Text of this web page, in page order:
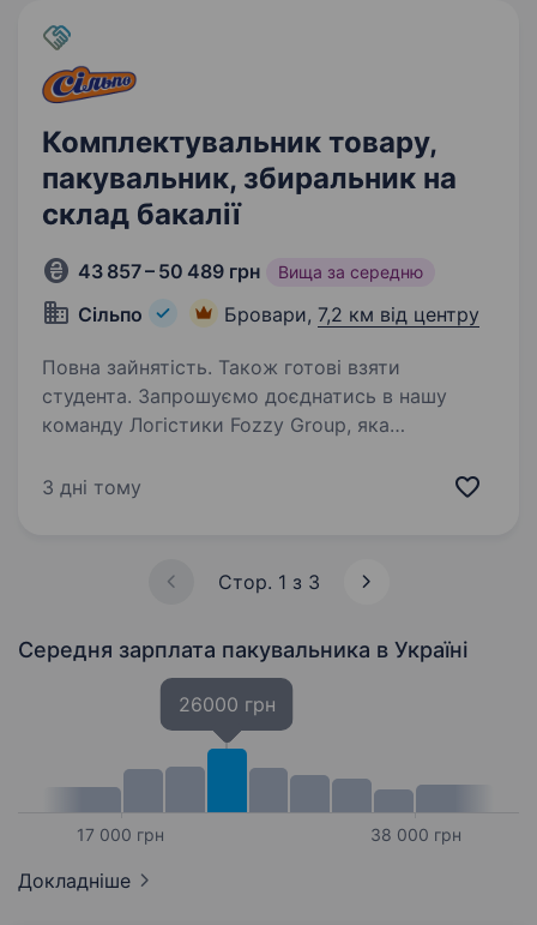
Комплектувальник товару,
пакувальник, збиральник на
склад бакалії
43 857 – 50 489 грн Вища за середню
Сільпо Бровари, 7,2 км від центру
Повна зайнятість. Також готові взяти
студента. Запрошуємо доєднатись в нашу
команду Логістики Fozzy Group, яка
Якщо ви хочете працювати в стабільній
3 дні тому
Стор. 1 з 3
Середня зарплата пакувальника в Україні
17 000 грн
26000 грн
38 000 грн
Докладніше